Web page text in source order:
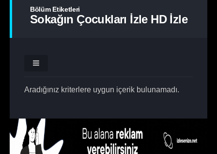
Bölüm Etiketleri
Sokağın Çocukları İzle HD İzle
Aradığınız kriterlere uygun içerik bulunamadı.